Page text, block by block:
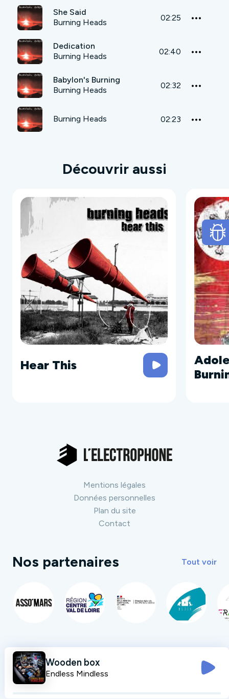
She Said
Burning Heads
02:25
Dedication
Burning Heads
02:40
Babylon's Burning
Burning Heads
02:32
Burning Heads 02:23
Découvrir aussi
Hear This
Mentions légales
Données personnelles
Plan du site
Contact
Nos partenaires Tout voir
Wooden box
Endless Mindless